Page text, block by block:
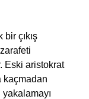
çıkış
zarafeti
Eski aristokrat
kaçmadan
yakalamayı